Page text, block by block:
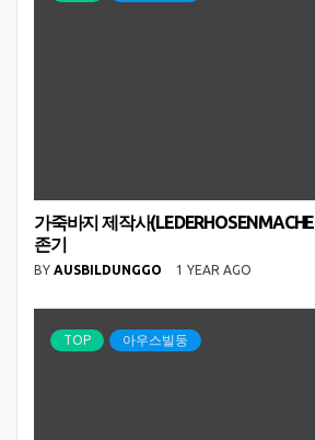
가죽바지 제작사
존기
BY AUSBILDUNGGO 1 YEAR AGO
TOP 아우스빌둥